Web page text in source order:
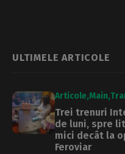
ULTIMELE ARTICOLE
Articole Main
Trei trenuri
de luni, spre
mici decât la
Feroviar